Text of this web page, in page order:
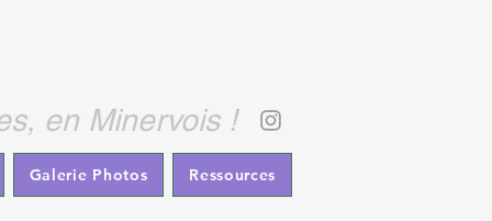
en Minervois !
Galerie Photos Ressources